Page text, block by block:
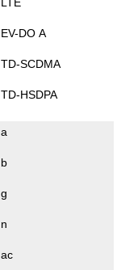
EV-DO A
TD-SCDMA
TD-HSDPA
a
b
g
n
ac